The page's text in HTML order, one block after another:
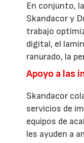
En conjunto,
Skandacor y
trabajo
digital, el
ranurado, la
Apoyo a las
Skandacor
servicios de
equipos de
les ayuden a